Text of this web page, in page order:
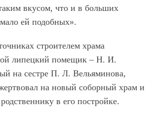
вкусом, что и в больших
ей подобных».
строителем храма
липецкий помещик – Н. И.
на сестре П. Л. Вельяминова,
на новый соборный храм и
в его постройке.